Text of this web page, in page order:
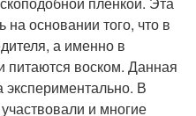
основании того, что в
а именно в
питаются воском. Данная
экспериментально. В
и многие